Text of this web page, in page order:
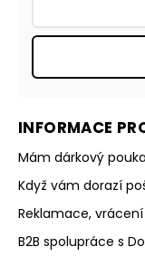
INFORMACE
Mám dárkový
Když vám dorazí
Reklamace,
B2B spolupráce s